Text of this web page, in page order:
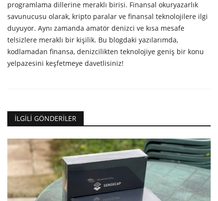
programlama dillerine meraklı birisi. Finansal okuryazarlık
savunucusu olarak, kripto paralar ve finansal teknolojilere ilgi
duyuyor. Aynı zamanda amatör denizci ve kısa mesafe
telsizlere meraklı bir kişilik. Bu blogdaki yazılarımda,
kodlamadan finansa, denizcilikten teknolojiye geniş bir konu
yelpazesini keşfetmeye davetlisiniz!
İLGILI GÖNDERILER